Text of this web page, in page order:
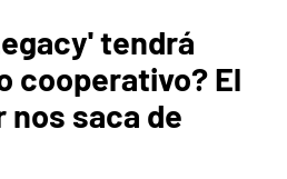
tendrá
cooperativo? El
saca de